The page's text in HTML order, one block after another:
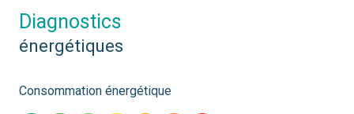
diagnostics
énergétiques
Consommation énergétique